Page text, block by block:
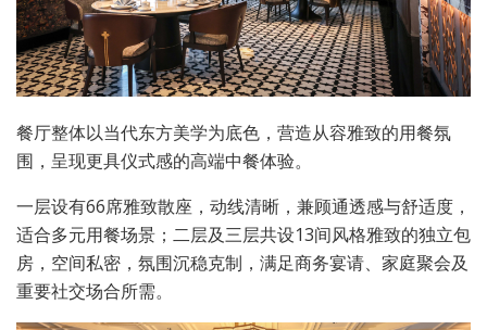
餐厅整体以当代东方美学为底色，营造从容雅致的用餐氛
围，呈现更具仪式感的高端中餐体验。
一层设有66席雅致散座，动线清晰，兼顾通透感与舒适度，
适合多元用餐场景；二层及三层共设13间风格雅致的独立包
房，空间私密，氛围沉稳克制，满足商务宴请、家庭聚会及
重要社交场合所需。